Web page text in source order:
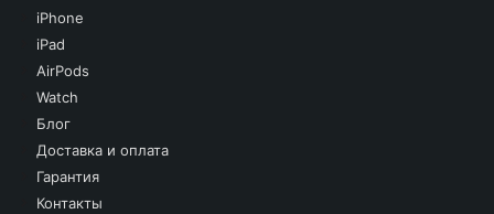
iPhone X
iPhone 8 Plus
iPhone 8
Другие iPhone
iPhone
iPad
AirPods
Watch
Блог
Доставка и оплата
Гарантия
Контакты